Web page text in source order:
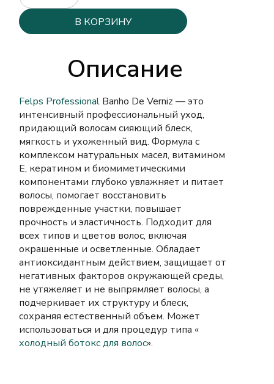
В КОРЗИНУ
Описание
Felps Professional Banho De Verniz — это
интенсивный профессиональный уход,
придающий волосам сияющий блеск,
мягкость и ухоженный вид. Формула с
комплексом натуральных масел, витамином
Е, кератином и биомиметическими
компонентами глубоко увлажняет и питает
волосы, помогает восстановить
поврежденные участки, повышает
прочность и эластичность. Подходит для
всех типов и цветов волос, включая
окрашенные и осветленные. Обладает
антиоксидантным действием, защищает от
негативных факторов окружающей среды,
не утяжеляет и не выпрямляет волосы, а
подчеркивает их структуру и блеск,
сохраняя естественный объем. Может
использоваться и для процедур типа «
холодный ботокс для волос».